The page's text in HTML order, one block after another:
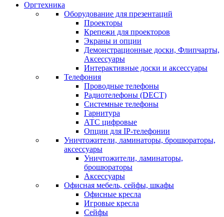
Оргтехника
Оборудование для презентаций
Проекторы
Крепежи для проекторов
Экраны и опции
Демонстрационные доски, Флипчарты,
Аксессуары
Интерактивные доски и аксессуары
Телефония
Проводные телефоны
Радиотелефоны (DECT)
Системные телефоны
Гарнитура
АТС цифровые
Опции для IP-телефонии
Уничтожители, ламинаторы, брошюраторы,
аксессуары
Уничтожители, ламинаторы,
брошюраторы
Аксессуары
Офисная мебель, сейфы, шкафы
Офисные кресла
Игровые кресла
Сейфы